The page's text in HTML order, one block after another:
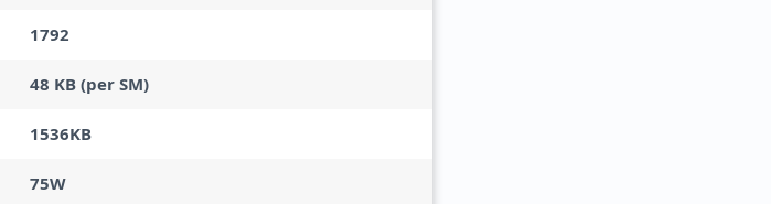
1792
48 KB (per SM)
1536KB
75W